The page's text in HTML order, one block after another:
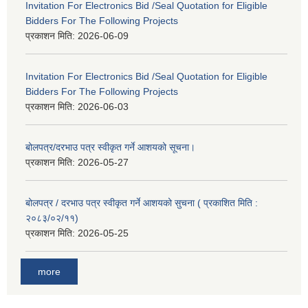
Invitation For Electronics Bid /Seal Quotation for Eligible
Bidders For The Following Projects
प्रकाशन मिति: 2026-06-09
Invitation For Electronics Bid /Seal Quotation for Eligible
Bidders For The Following Projects
प्रकाशन मिति: 2026-06-03
बोलपत्र/दरभाउ पत्र स्वीकृत गर्ने आशयको सूचना।
प्रकाशन मिति: 2026-05-27
बोलपत्र / दरभाउ पत्र स्वीकृत गर्ने आशयको सुचना ( प्रकाशित मिति :
२०८३/०२/११)
प्रकाशन मिति: 2026-05-25
more